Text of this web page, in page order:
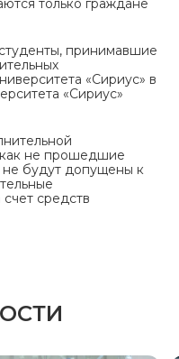
только граждане
принимавшие
«Сириус» в
«Сириус»
не прошедшие
не будут допущены к
средств